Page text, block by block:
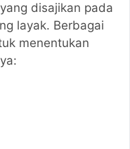
disajikan pada
layak. Berbagai
menentukan